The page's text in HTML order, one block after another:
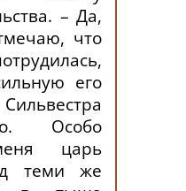
– Да,
что
его
Особо
царь
теми же